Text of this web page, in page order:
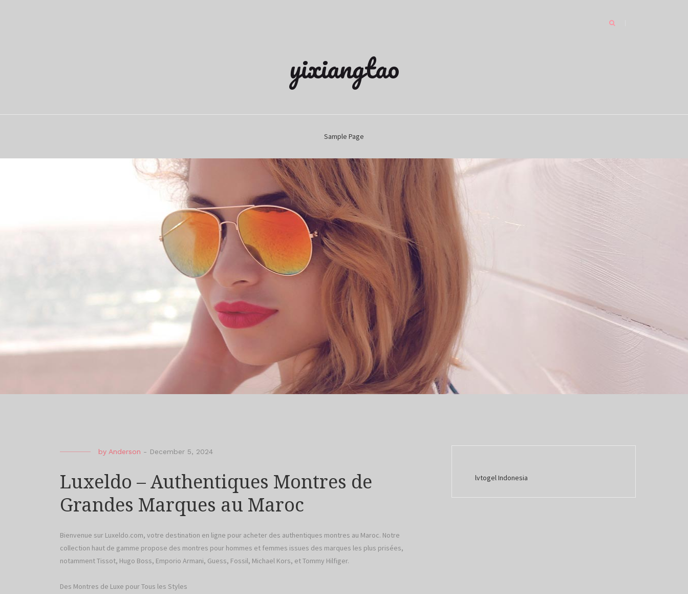
yixiangtao
Sample Page
by Anderson - December 5, 2024
Luxeldo – Authentiques Montres de
Grandes Marques au Maroc
Bienvenue sur Luxeldo.com, votre destination en ligne pour acheter des authentiques montres au Maroc. Notre
collection haut de gamme propose des montres pour hommes et femmes issues des marques les plus prisées,
notamment Tissot, Hugo Boss, Emporio Armani, Guess, Fossil, Michael Kors, et Tommy Hilfiger.
Des Montres de Luxe pour Tous les Styles
lvtogel Indonesia